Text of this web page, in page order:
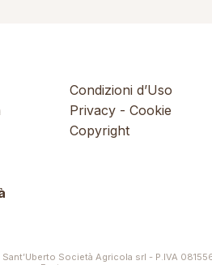
Condizioni d’Uso
Privacy - Cookie
Copyright
Società Agricola srl - P.IVA